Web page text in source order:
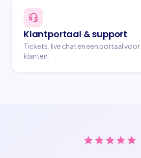
Klantportaal & support
Tickets, live chat en een portaal
klanten.